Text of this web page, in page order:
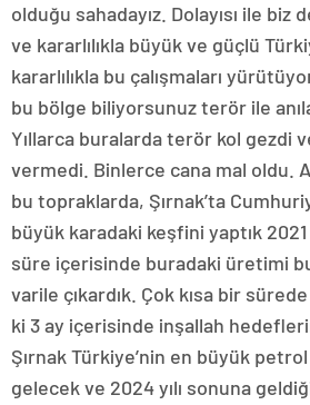
olduğu sahadayız. Dolayısı ile biz
ve kararlılıkla büyük ve güçlü
kararlılıkla bu çalışmaları
bu bölge biliyorsunuz terör ile
Yıllarca buralarda terör kol gezdi
vermedi. Binlerce cana mal oldu.
bu topraklarda, Şırnak’ta
büyük karadaki keşfini yaptık 2021
süre içerisinde buradaki üretimi
varile çıkardık. Çok kısa bir
ki 3 ay içerisinde inşallah
Şırnak Türkiye’nin en büyük
gelecek ve 2024 yılı sonuna